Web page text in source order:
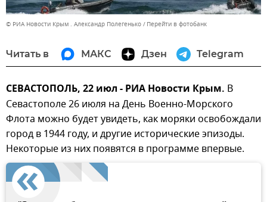
© РИА Новости Крым . Александр Полегенько Перейти в фотобанк
Читать в МАКС Дзен Telegram
СЕВАСТОПОЛЬ, 22 июл - РИА Новости Крым. В
Севастополе 26 июля на День Военно-Морского
Флота можно будет увидеть, как моряки освобождали
город в 1944 году, и другие исторические эпизоды.
Некоторые из них появятся в программе впервые.